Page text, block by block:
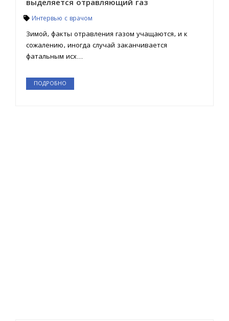
выделяется отравляющий газ
Интервью с врачом
Зимой, факты отравления газом учащаются, и к
сожалению, иногда случай заканчивается
фатальным исх...
ПОДРОБНО